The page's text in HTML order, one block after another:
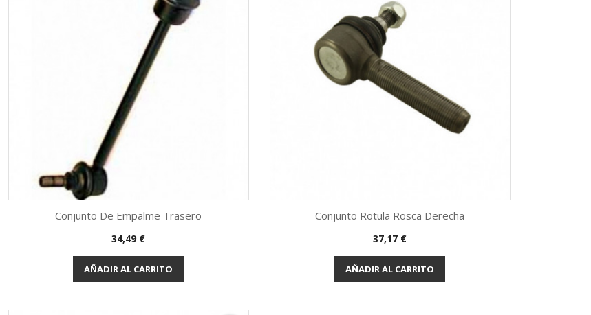
Vista rápida
Conjunto De Empalme Trasero
Precio
34,49 €
AÑADIR AL CARRITO
Vista rápida
Conjunto Rotula Rosca Derecha
Precio
37,17 €
AÑADIR AL CARRITO